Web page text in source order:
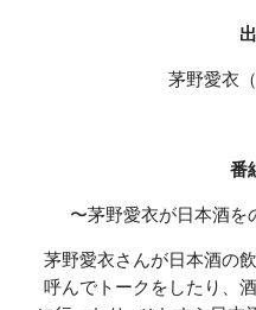
茅野愛衣
番
〜茅野愛衣が日本酒を
茅野愛衣さんが日本酒の
呼んでトークをしたり、